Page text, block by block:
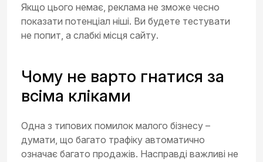
Якщо цього немає, реклама не зможе чесно
показати потенціал ніші. Ви будете тестувати
не попит, а слабкі місця сайту.
Чому не варто гнатися за
всіма кліками
Одна з типових помилок малого бізнесу –
думати, що багато трафіку автоматично
означає багато продажів. Насправді важливі не